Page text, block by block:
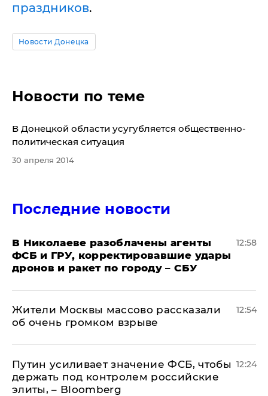
праздников.
Новости Донецка
Новости по теме
В Донецкой области усугубляется общественно-
политическая ситуация
30 апреля 2014
Последние новости
В Николаеве разоблачены агенты
ФСБ и ГРУ, корректировавшие удары
дронов и ракет по городу – СБУ
12:58
Жители Москвы массово рассказали
об очень громком взрыве
12:54
Путин усиливает значение ФСБ, чтобы
держать под контролем российские
элиты, – Bloomberg
12:24